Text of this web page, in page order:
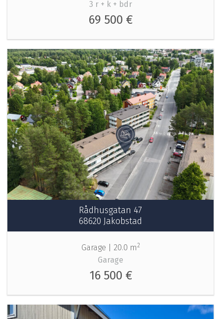
3 r + k + bdr
69 500 €
Rådhusgatan 47
68620 Jakobstad
Garage | 20.0 m2
Garage
16 500 €